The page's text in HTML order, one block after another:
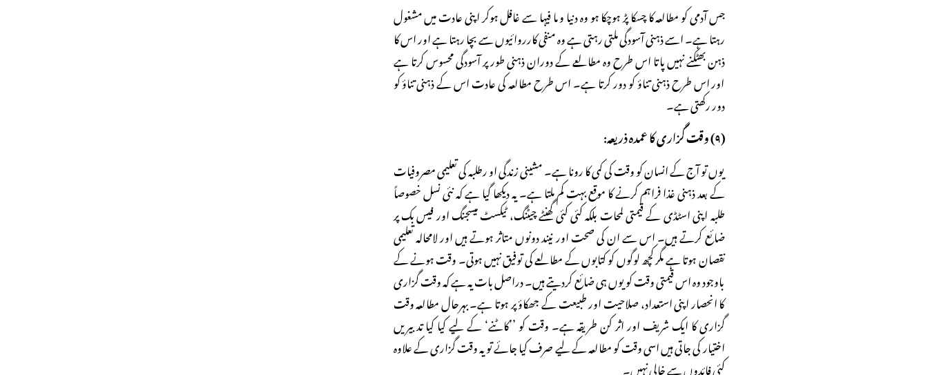
جس آدمی کو مطالعہ کا چسکا پڑ ہوچکا ہو وہ دنیا و ما فیہا سے غافل ہوکر اپنی عادت میں مشغول
رہتا ہے۔ اسے ذہنی آسودگی ملتی رہتی ہے وہ منفی کارروائیوں سے بچا رہتا ہے اور اس کا
ذہن بھٹکنے نہیں پاتا اس طرح وہ مطالعے کے دوران ذہنی طور پر آسودگی محسوس کرتا ہے
اور اس طرح ذہنی تناؤ کو دور کرتا ہے۔ اس طرح مطالعہ کی عادت اس کے ذہنی تناؤ کو
دور رکھتی ہے۔
(۹) وقت گزاری کا عمدہ ذریعہ:
یوں تو آج کے انسان کو وقت کی کمی کا رونا ہے۔ مشینی زندگی او رطلبہ کی تعلیمی مصروفیات
کے بعد ذہنی غذا فراہم کرنے کا موقع بہت کم ملتا ہے۔ یہ دیکھا گیا ہے کہ نئی نسل خصوصاً
طلبہ اپنی اسٹڈی کے قیمتی لمحات بلکہ کئی کئی گھنٹے چیٹنگ، ٹیکسٹ میسجنگ اور فیس بک پر
ضائع کرتے ہیں۔ اس سے ان کی صحت اور نیند دونوں متاثر ہوتے ہیں اور لامحالہ تعلیمی
نقصان ہوتا ہے مگر کچھ لوگوں کو کتابوں کے مطالعے کی توفیق نہیں ہوتی۔ وقت ہونے کے
باوجود وہ اس قیمتی وقت کو یوں ہی ضائع کردیتے ہیں۔ دراصل بات یہ ہے کہ وقت گزاری
کا انحصار اپنی استعداد، صلاحیت اور طبیعت کے جھکاؤ پر ہوتا ہے۔ بہرحال مطالعہ وقت
گزاری کا ایک شریف اور اثر کن طریقہ ہے۔ وقت کو ’’کاٹنے‘ کے لیے کیا کیا تدبیریں
اختیار کی جاتی ہیں اسی وقت کو مطالعہ کے لیے صرف کیا جائے تو یہ وقت گزاری کے علاوہ
کئی فائدوں سے خالی نہیں۔